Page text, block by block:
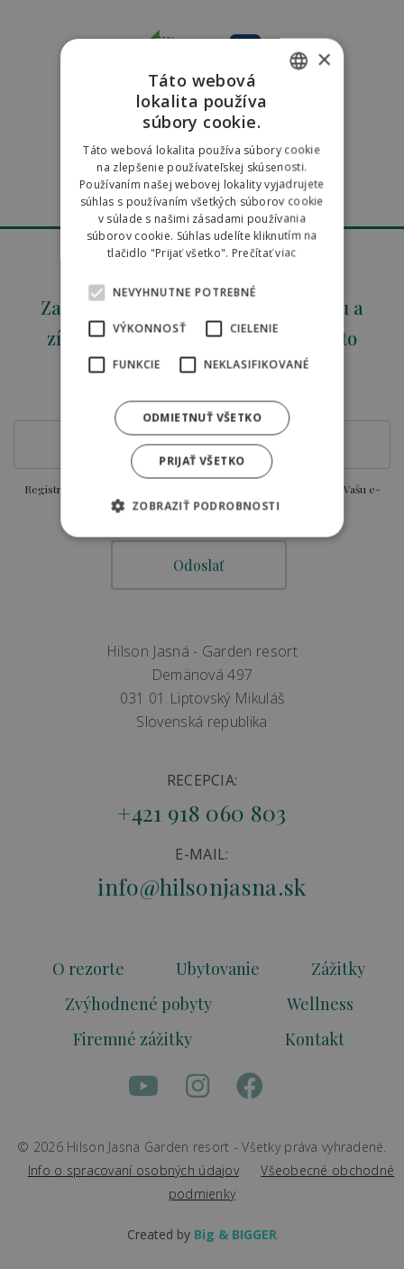
889 recenzií
4,7 5
771recenzií
Zaregistrujte svoju e-mailovú adresu a
získajte okamžitú zľavu 5% už na túto
objednávku.
E-MAIL
Registráciou súhlasíte so zasielaním aktuálnych ponúk a zliav na Vašu e-
mailovú adresu.
Hilson Jasná - Garden resort
Demänová 497
031 01 Liptovský Mikuláš
Slovenská republika
RECEPCIA:
+421 918 060 803
E-MAIL:
info@hilsonjasna.sk
O rezorte Ubytovanie
Zážitky
Zvýhodnené pobyty
Wellness
Firemné zážitky
Kontakt
© 2026 Hilson Jasna Garden resort - Všetky práva vyhradené.
Info o spracovaní osobných údajov
Všeobecné obchodné
podmienky
Created by Big & BIGGER
POLISH
×
Táto webová
lokalita používa
súbory cookie.
Táto webová lokalita používa súbory cookie
na zlepšenie používateľskej skúsenosti.
Používaním našej webovej lokality vyjadrujete
súhlas s používaním všetkých súborov cookie
v súlade s našimi zásadami používania
súborov cookie. Súhlas udelíte kliknutím na
tlačidlo "Prijať všetko". Prečítať viac
NEVYHNUTNE POTREBNÉ
VÝKONNOSŤ CIELENIE
FUNKCIE NEKLASIFIKOVANÉ
PRIJAŤ VŠETKO
ODMIETNUŤ VŠETKO
ZOBRAZIŤ PODROBNOSTI